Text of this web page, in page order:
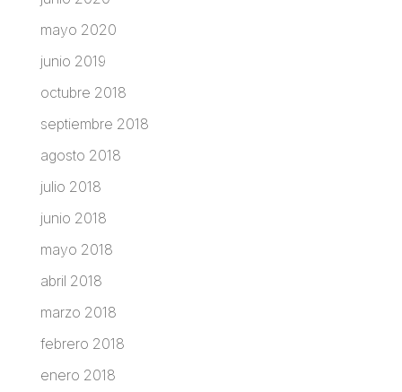
mayo 2020
junio 2019
octubre 2018
septiembre 2018
agosto 2018
julio 2018
junio 2018
mayo 2018
abril 2018
marzo 2018
febrero 2018
enero 2018